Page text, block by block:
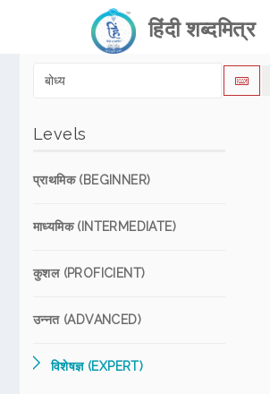
हिंदी शब्दमित्र
Levels
प्राथमिक (BEGINNER)
माध्यमिक (INTERMEDIATE)
कुशल (PROFICIENT)
उन्नत (ADVANCED)
विशेषज्ञ (EXPERT)